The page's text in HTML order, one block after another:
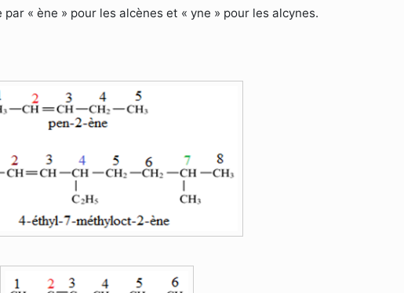
« ène » pour les alcènes et « yne » pour les alcynes.